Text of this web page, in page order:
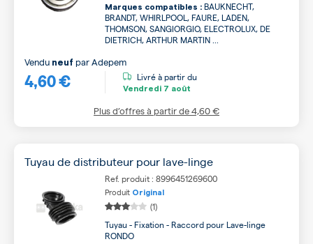
Marques compatibles : BAUKNECHT,
BRANDT, WHIRLPOOL, FAURE, LADEN,
THOMSON, SANGIORGIO, ELECTROLUX, DE
DIETRICH, ARTHUR MARTIN ...
4,60 €
Vendu neuf parAdepem
Livré à partir du
Vendredi 7 août
Plus d’offres à partir de4,60 €
Tuyau de distributeur pour lave-linge
Ref. produit : 8996451269600
Produit Original
(1)
Tuyau - Fixation - Raccord pour Lave-linge
RONDO